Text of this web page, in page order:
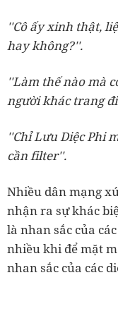
''Cô ấy xinh thật,
hay không?''.
''Làm thế nào mà
người khác trang
''Chỉ Lưu Diệc Phi
cần filter''.
Nhiều dân mạng
nhận ra sự khác
là nhan sắc của các
nhiều khi để mặt
nhan sắc của các